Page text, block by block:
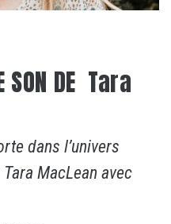
SON DE Tara
dans l’univers
MacLean avec